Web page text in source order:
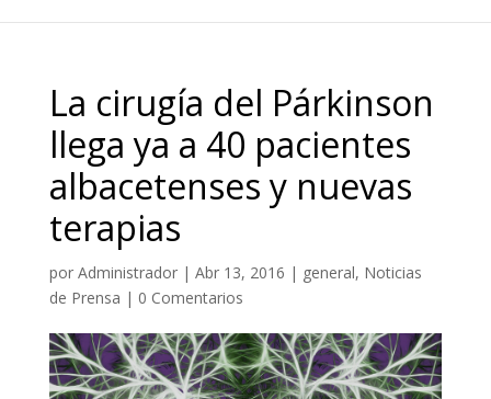
La cirugía del Párkinson
llega ya a 40 pacientes
albacetenses y nuevas
terapias
por Administrador| Abr 13, 2016 | general, Noticias
de Prensa | 0 Comentarios